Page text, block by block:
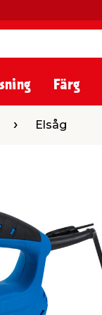
Färg
Elsåg